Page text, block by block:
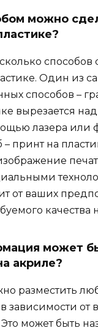
можно
способов
Один из
способов –
вырезается
лазера или
– принт на
от ваших
качества
может
акриле?
разместить
зависимости от
может быть